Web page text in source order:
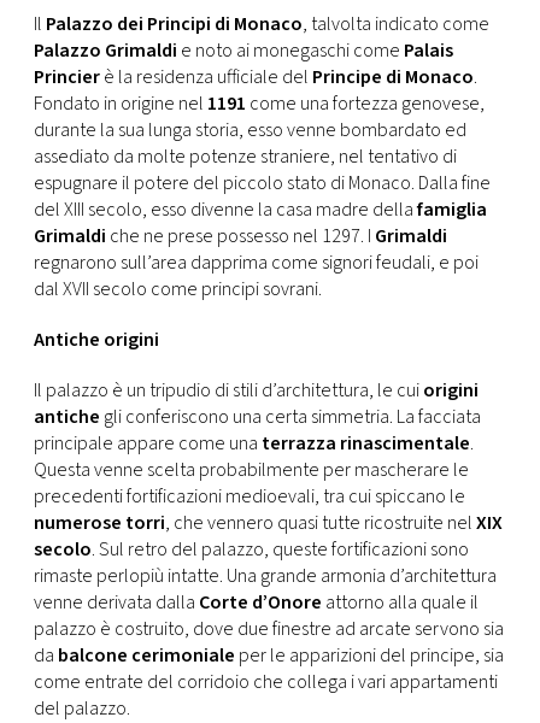
Il Palazzo dei Principi di Monaco, talvolta indicato come
Palazzo Grimaldi e noto ai monegaschi come Palais
Princierè la residenza ufficiale del Principe di Monaco.
Fondato in origine nel 1191 come una fortezza genovese,
durante la sua lunga storia, esso venne bombardato ed
assediato da molte potenze straniere, nel tentativo di
espugnare il potere del piccolo stato di Monaco. Dalla fine
del XIII secolo, esso divenne la casa madre dellafamiglia
Grimaldi che ne prese possesso nel 1297. I Grimaldi
regnarono sull’area dapprima come signori feudali, e poi
dal XVII secolo come principi sovrani.
Antiche origini
Il palazzo è un tripudio di stili d’architettura, le cuiorigini
antiche gli conferiscono una certa simmetria. La facciata
principale appare come una terrazza rinascimentale.
Questa venne scelta probabilmente per mascherare le
precedenti fortificazioni medioevali, tra cui spiccano le
numerose torri, che vennero quasi tutte ricostruite nelXIX
secolo. Sul retro del palazzo, queste fortificazioni sono
rimaste perlopiù intatte. Una grande armonia d’architettura
venne derivata dalla Corte d’Onore attorno alla quale il
palazzo è costruito, dove due finestre ad arcate servono sia
da balcone cerimoniale per le apparizioni del principe, sia
come entrate del corridoio che collega i vari appartamenti
del palazzo.